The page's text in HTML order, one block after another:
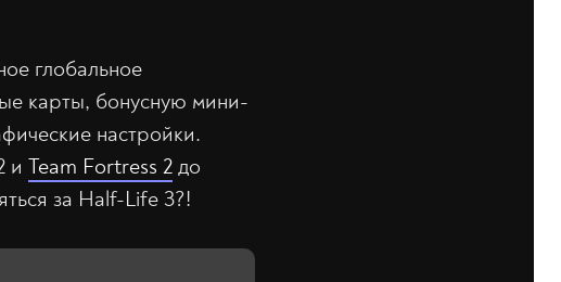
глобальное
карты, бонусную мини-
настройки.
и Team Fortress 2 до
за Half-Life 3?!